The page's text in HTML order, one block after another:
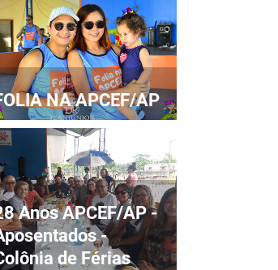
NA APCEF/AP
Anos APCEF/AP -
-
de Férias